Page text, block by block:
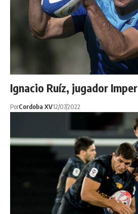
Ignacio Ruíz, jugador
PorCordoba XV12/07/2022